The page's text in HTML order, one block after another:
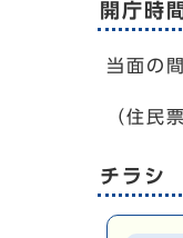
開庁時
当面の
（住民
チラシ